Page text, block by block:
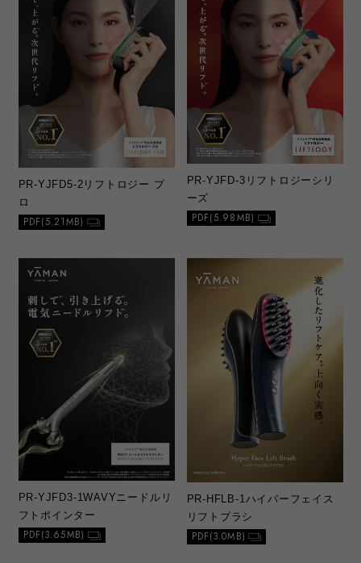
PR-YJFD5-2 リフトロジー プ
ロ
PDF(5.21MB)
PR-YJFD-3 リフトロジーシリ
ーズ
PDF(5.98MB)
PR-YJFD3-1WAVYニードルリ
フトポインター
PDF(3.65MB)
PR-HFLB-1ハイパーフェイス
リフトブラシ
PDF(3.0MB)